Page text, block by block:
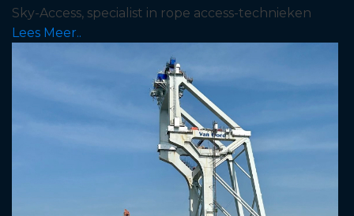
Sky-Access, specialist in rope access-technieken
Lees Meer..